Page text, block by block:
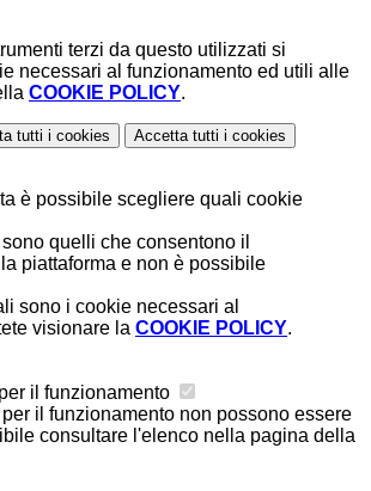
terzi da questo utilizzati si
necessari al funzionamento ed utili alle
COOKIE POLICY.
tutti i cookies Accetta tutti i cookies
è possibile scegliere quali cookie
sono quelli che consentono il
piattaforma e non è possibile
sono i cookie necessari al
visionare la COOKIE POLICY.
il funzionamento
per il funzionamento non possono essere
consultare l'elenco nella pagina della